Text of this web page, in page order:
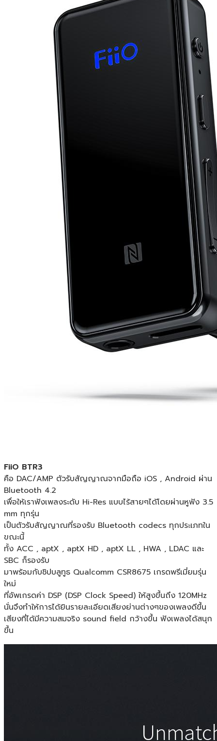
FiiO BTR3
คือ DAC/AMP ตัวรับสัญญาณจากมือถือ iOS , Android ผ่าน
Bluetooth 4.2
เพื่อให้เราฟังเพลงระดับ Hi-Res แบบไร้สายๆได้โดยผ่านหูฟัง 3.5
mm ทุกรุ่น
เป็นตัวรับสัญญาณที่รองรับ Bluetooth codecs ทุกประเภทใน
ขณะนี้
ทั้ง ACC , aptX , aptX HD , aptX LL , HWA , LDAC และ
SBC ก็รองรับ
มาพร้อมกับชิปบลูทูธ Qualcomm CSR8675 เกรดพรีเมี่ยมรุ่น
ใหม่
ที่อัพเกรดค่า DSP (DSP Clock Speed) ให้สูงขึ้นถึง 120MHz
นั่นจึงทำให้การได้ยินรายละเอียดเสียงย่านต่างๆของเพลงดีขึ้น
เสียงที่ได้มีความสมจริง sound field กว้างขึ้น ฟังเพลงได้สนุก
ขึ้น